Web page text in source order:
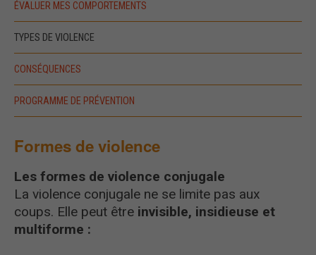
ÉVALUER MES COMPORTEMENTS
TYPES DE VIOLENCE
CONSÉQUENCES
PROGRAMME DE PRÉVENTION
Formes de violence
Les formes de violence conjugale
La violence conjugale ne se limite pas aux
coups. Elle peut être invisible, insidieuse et
multiforme :